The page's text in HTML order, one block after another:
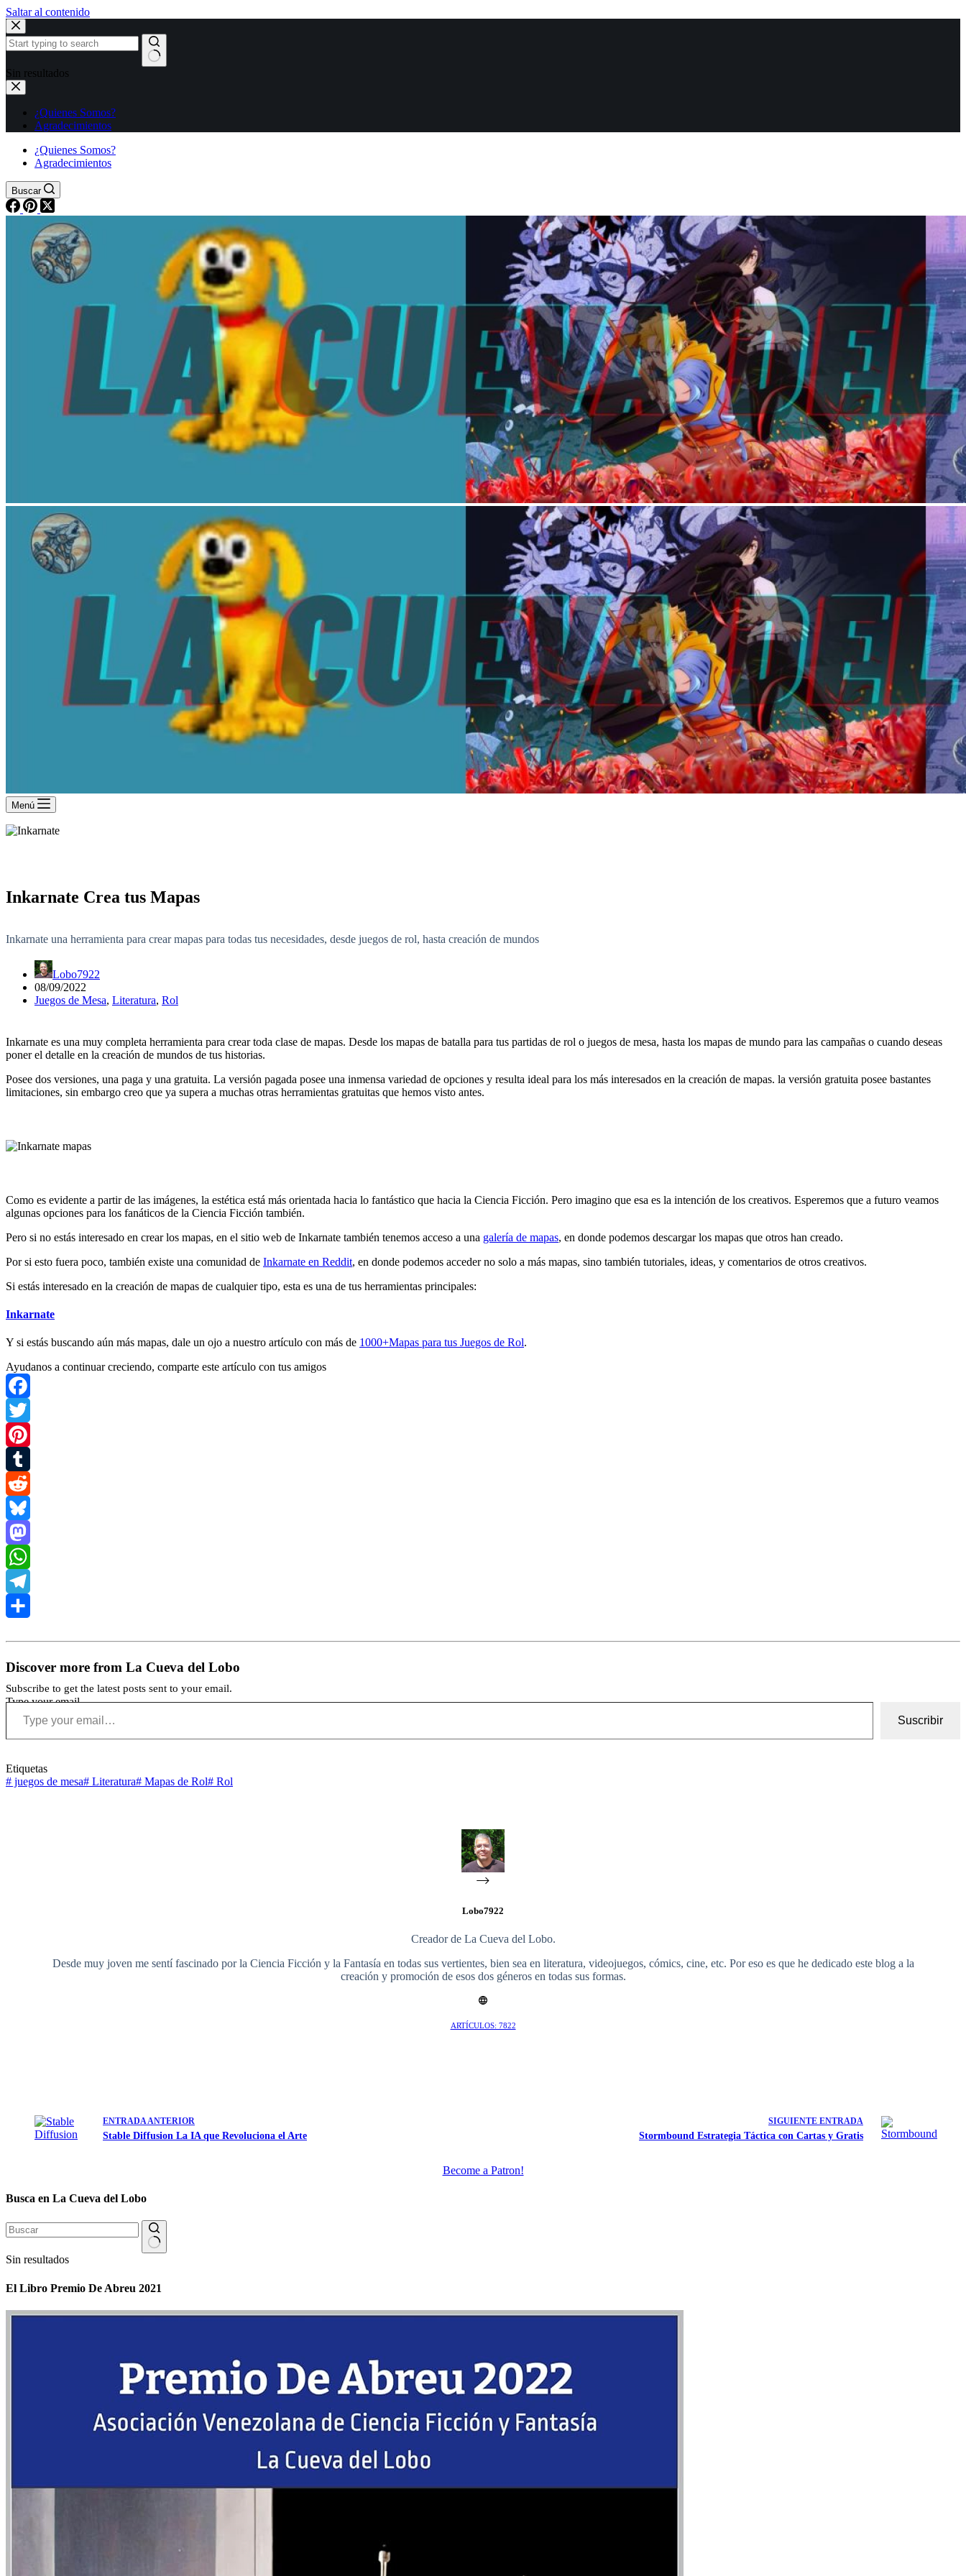
Saltar al contenido
Sin resultados
¿Quienes Somos?
Agradecimientos
¿Quienes Somos?
Agradecimientos
Buscar
Menú
Inkarnate Crea tus Mapas
Inkarnate una herramienta para crear mapas para todas tus necesidades, desde juegos de rol, hasta creación de mundos
Lobo7922
08/09/2022
Juegos de Mesa, Literatura, Rol
Inkarnate es una muy completa herramienta para crear toda clase de mapas. Desde los mapas de batalla para tus partidas de rol o juegos de mesa, hasta los mapas de mundo para las campañas o cuando deseas
poner el detalle en la creación de mundos de tus historias.
Posee dos versiones, una paga y una gratuita. La versión pagada posee una inmensa variedad de opciones y resulta ideal para los más interesados en la creación de mapas. la versión gratuita posee bastantes
limitaciones, sin embargo creo que ya supera a muchas otras herramientas gratuitas que hemos visto antes.
Como es evidente a partir de las imágenes, la estética está más orientada hacia lo fantástico que hacia la Ciencia Ficción. Pero imagino que esa es la intención de los creativos. Esperemos que a futuro veamos
algunas opciones para los fanáticos de la Ciencia Ficción también.
Pero si no estás interesado en crear los mapas, en el sitio web de Inkarnate también tenemos acceso a una galería de mapas, en donde podemos descargar los mapas que otros han creado.
Por si esto fuera poco, también existe una comunidad de Inkarnate en Reddit, en donde podemos acceder no solo a más mapas, sino también tutoriales, ideas, y comentarios de otros creativos.
Si estás interesado en la creación de mapas de cualquier tipo, esta es una de tus herramientas principales:
Inkarnate
Y si estás buscando aún más mapas, dale un ojo a nuestro artículo con más de 1000+Mapas para tus Juegos de Rol.
Ayudanos a continuar creciendo, comparte este artículo con tus amigos
Facebook
Twitter
Pinterest
Tumblr
Reddit
Bluesky
Mastodon
WhatsApp
Telegram
Discover more from La Cueva del Lobo
Subscribe to get the latest posts sent to your email.
Type your email…
Suscribir
Etiquetas
# juegos de mesa# Literatura# Mapas de Rol# Rol
Lobo7922
Creador de La Cueva del Lobo.
Desde muy joven me sentí fascinado por la Ciencia Ficción y la Fantasía en todas sus vertientes, bien sea en literatura, videojuegos, cómics, cine, etc. Por eso es que he dedicado este blog a la
creación y promoción de esos dos géneros en todas sus formas.
ARTÍCULOS: 7822
ENTRADAANTERIOR
Stable Diffusion La IA que Revoluciona el Arte
SIGUIENTE ENTRADA
Stormbound Estrategia Táctica con Cartas y Gratis
Become a Patron!
Busca en La Cueva del Lobo
Sin resultados
El Libro Premio De Abreu 2021